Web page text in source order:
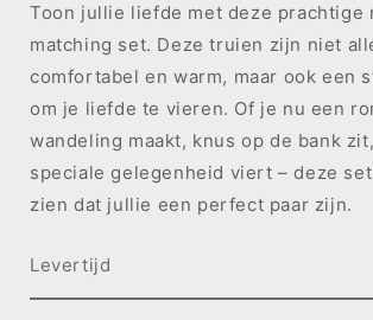
Toon jullie liefde met deze prachtige
matching set. Deze truien zijn niet
comfortabel en warm, maar ook een
om je liefde te vieren. Of je nu een
wandeling maakt, knus op de bank
speciale gelegenheid viert – deze
zien dat jullie een perfect paar zijn.
Levertijd